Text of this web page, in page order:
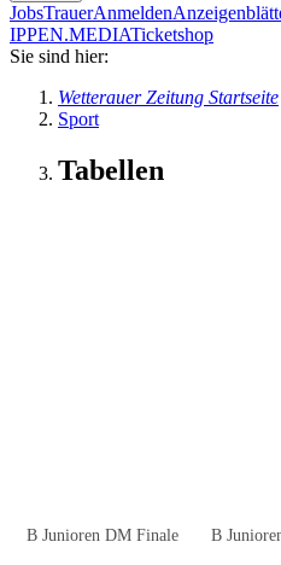
JobsTrauerAnmelden
IPPEN.MEDIATicketshop
Sie sind hier:
Wetterauer Zeitung Startseite
Sport
Tabellen
B Junioren DM Finale B